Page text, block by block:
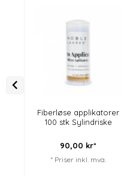
Fiberløse applikatorer
100 stk Sylindriske
90,00 kr*
* Priser inkl. mva.